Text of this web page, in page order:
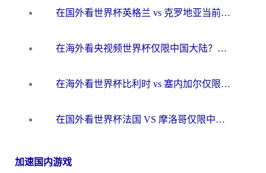
在国外看世界杯英格兰 vs 克罗地亚当前地区不可播放？这篇指南帮你搞定所有海外观赛难题
在海外看央视频世界杯仅限中国大陆？这篇指南帮你解锁中文解说+无卡顿直播
在海外看世界杯比利时 vs 塞内加尔仅限中国大陆？我找到了最流畅的中文解说之路
在国外看世界杯法国 VS 摩洛哥仅限中国大陆？海外党这样看中文解说赛事不卡顿
加速国内游戏